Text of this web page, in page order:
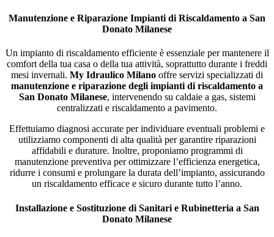
Manutenzione e Riparazione Impianti di Riscaldamento a San
Donato Milanese
Un impianto di riscaldamento efficiente è essenziale per mantenere il
comfort della tua casa o della tua attività, soprattutto durante i freddi
mesi invernali. My Idraulico Milano offre servizi specializzati di
manutenzione e riparazione degli impianti di riscaldamento a
San Donato Milanese, intervenendo su caldaie a gas, sistemi
centralizzati e riscaldamento a pavimento.
Effettuiamo diagnosi accurate per individuare eventuali problemi e
utilizziamo componenti di alta qualità per garantire riparazioni
affidabili e durature. Inoltre, proponiamo programmi di
manutenzione preventiva per ottimizzare l’efficienza energetica,
ridurre i consumi e prolungare la durata dell’impianto, assicurando
un riscaldamento efficace e sicuro durante tutto l’anno.
Installazione e Sostituzione di Sanitari e Rubinetteria a San
Donato Milanese